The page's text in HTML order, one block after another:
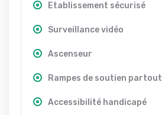
Etablissement sécurisé
Surveillance vidéo
Ascenseur
Rampes de soutien partout
Accessibilité handicapé